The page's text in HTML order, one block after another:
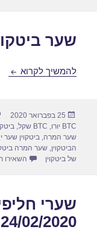
שער ביטקוין
להמשיך לקרוא שער
פורסם
בתאריך
25 בפברואר 2020
BTC יורו
BTC שקל
שער המרה ביטקוין שער
הביטקוין ,שער המרה
של ביטקוין
השאירו
שערי
24/02/2020